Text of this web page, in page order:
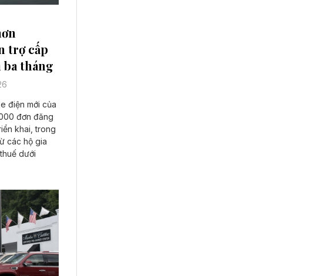
trợ cấp
ba tháng
điện mới của
đơn đăng
khai, trong
các hộ gia
dưới